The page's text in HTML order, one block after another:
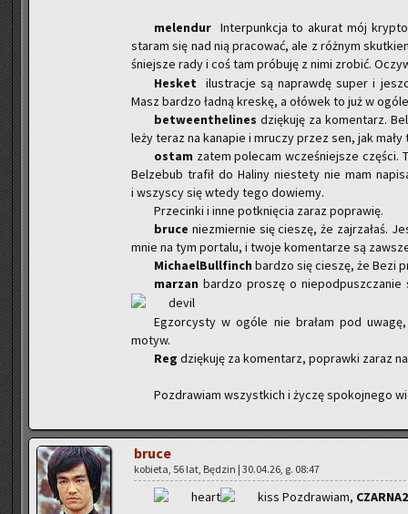
me­len­dur In­ter­punk­cja to aku­rat mój
sta­ram się nad nią pra­co­wać, ale z róż­nym
śniej­sze rady i coś tam pró­bu­ję z nimi zro­bić.
He­sket
ilu­stra­cje są na­praw­dę super i
Masz bar­dzo ładną kre­skę, a ołó­wek to już w
be­twe­en­the­li­nesdzię­ku­ję za ko­men­tarz.
leży teraz na ka­na­pie i mru­czy przez sen, jak
ostam zatem po­le­cam wcze­śniej­sze czę­ści.
Bel­ze­bub tra­fił do Ha­li­ny nie­ste­ty nie mam
i wszy­scy się wtedy tego do­wie­my.
Prze­cin­ki i inne po­tknię­cia zaraz po­pra­wię.
bruce nie­zmier­nie się cie­szę, że zaj­rza­łaś.
mnie na tym por­ta­lu, i twoje ko­men­ta­rze są
Mi­cha­el­Bul­l­finch bar­dzo się cie­szę, że Bezi
ma­rzan bar­dzo pro­szę o
Eg­zor­cy­sty w ogóle nie bra­łam pod
motyw.
Reg dzię­ku­ję za ko­men­tarz, po­praw­ki zaraz
Po­zdra­wiam wszyst­kich i życzę spo­koj­ne­go
bruce
ko­bie­ta, 56 lat, Bę­dzin | 30.04.26, g. 08:47
Po­zdra­wiam, CZAR­NA2